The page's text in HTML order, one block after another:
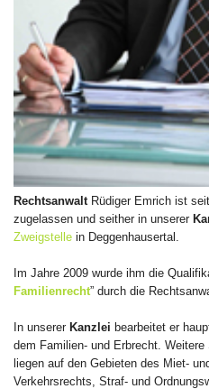
Rechtsanwalt Rüdiger Emrich ist
zugelassen und seither in unserer
Zweigstelle in Deggenhausertal.
Im Jahre 2009 wurde ihm die
Familienrecht” durch die
In unserer Kanzlei bearbeitet er
dem Familien- und Erbrecht.
liegen auf den Gebieten des Miet-
Verkehrsrechts, Straf- und